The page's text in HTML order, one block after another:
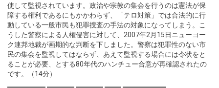
使して監視されています。政治や宗教の集会を行うのは憲法が保
障する権利であるにもかかわらず、「テロ対策」では合法的に行
動している一般市民も犯罪捜査の手法の対象になってしまう。こ
うした警察による人権侵害に対して、2007年2月15日ニューヨー
ク連邦地裁が画期的な判断を下しました。警察は犯罪性のない市
民の集会を監視してはならず、あえて監視する場合には令状をと
ることが必要、とする80年代のハンチュー合意が再確認されたの
です。（14分）